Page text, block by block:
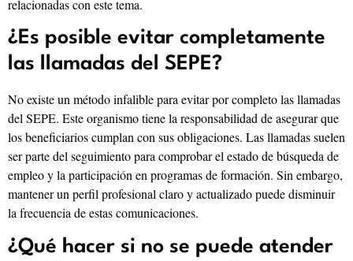
relacionadas con este tema.
¿Es posible evitar completamente
las llamadas del SEPE?
No existe un método infalible para evitar por completo las llamadas
del SEPE. Este organismo tiene la responsabilidad de asegurar que
los beneficiarios cumplan con sus obligaciones. Las llamadas suelen
ser parte del seguimiento para comprobar el estado de búsqueda de
empleo y la participación en programas de formación. Sin embargo,
mantener un perfil profesional claro y actualizado puede disminuir
la frecuencia de estas comunicaciones.
¿Qué hacer si no se puede atender